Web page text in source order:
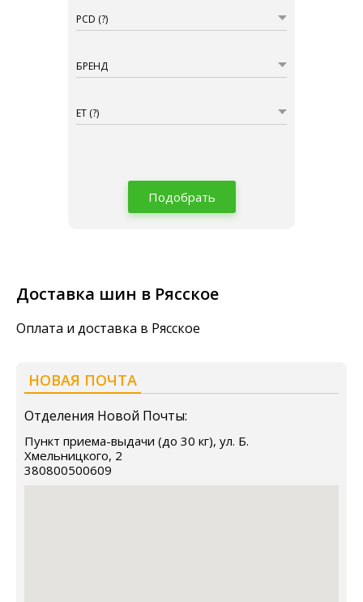
PCD (?)
БРЕНД
ET (?)
Подобрать
Доставка шин в Рясское
Оплата и доставка в Рясское
НОВАЯ ПОЧТА
Отделения Новой Почты:
Пункт приема-выдачи (до 30 кг), ул. Б.
Хмельницкого, 2
380800500609